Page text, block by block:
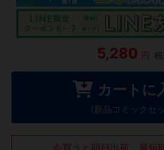
5,280 円
カートに
(新品コミックセ
今買うと明日出荷、最短